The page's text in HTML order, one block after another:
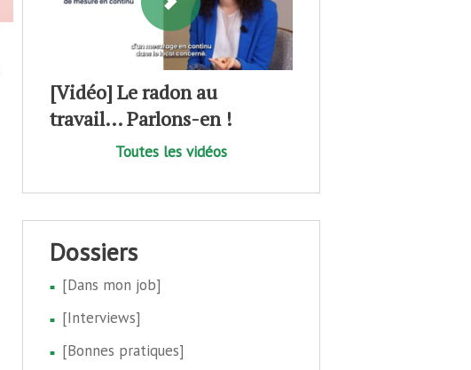
[Vidéo] Le radon au
travail… Parlons-en !
Toutes les vidéos
dossiers
[Dans mon job]
[Interviews]
[Bonnes pratiques]